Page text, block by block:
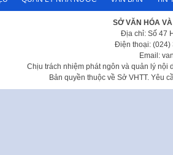
SỞ VĂN HÓA
Địa chỉ: Số 47
Điện thoại: (024)
Email:
Chịu trách nhiệm phát ngôn và quản lý nội
Bản quyền thuộc về Sở VHTT. Yêu